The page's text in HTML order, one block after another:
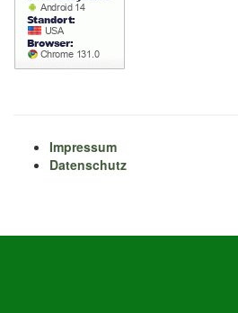
Impressum
Datenschutz